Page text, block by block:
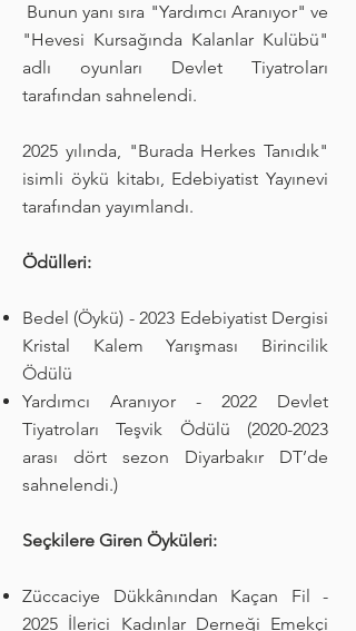
Bunun yanı sıra "Yardımcı Aranıyor" ve
"Hevesi Kursağında Kalanlar Kulübü"
adlı oyunları Devlet Tiyatroları
tarafından sahnelendi.
2025 yılında, "Burada Herkes Tanıdık"
isimli öykü kitabı, Edebiyatist Yayınevi
tarafından yayımlandı.
Ödülleri:
Bedel (Öykü) -2023 Edebiyatist Dergisi
Kristal Kalem Yarışması Birincilik
Ödülü
Yardımcı Aranıyor - 2022 Devlet
Tiyatroları Teşvik Ödülü (2020-2023
arası dört sezon Diyarbakır DT’de
sahnelendi.)
Seçkilere Giren Öyküleri:
Züccaciye Dükkânından Kaçan Fil -
2025 İlerici Kadınlar Derneği Emekçi